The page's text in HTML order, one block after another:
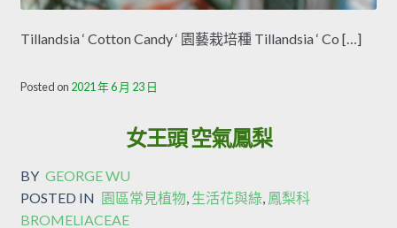
Tillandsia ‘ Cotton Candy ‘ 園藝栽培種 Tillandsia ‘ Co […]
Posted on 2021 年 6 月 23 日
女王頭 空氣鳳梨
BY GEORGE WU
POSTED IN 園區常見植物 生活花與綠 鳳梨科
BROMELIACEAE